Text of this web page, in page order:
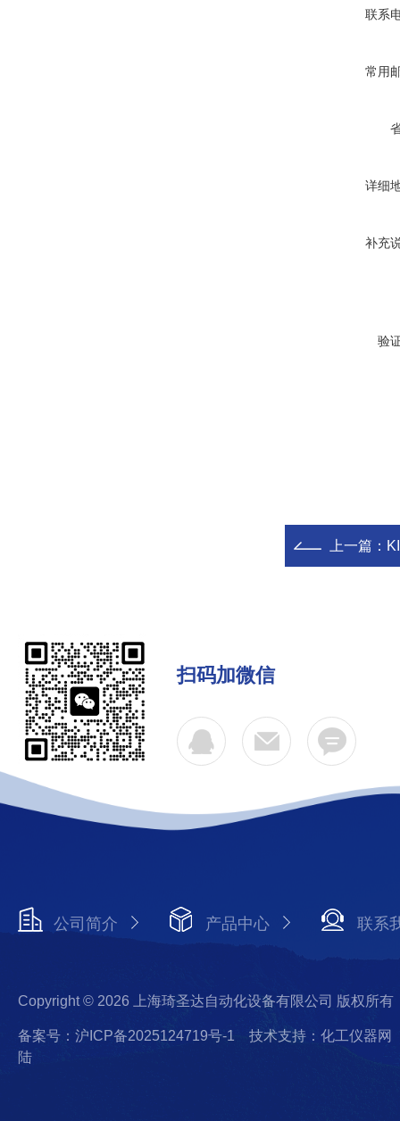
联系
常用
详细
补充
验
上一篇：
扫码加微信
公司简介 产品中心 联系
Copyright © 2026 上海琦圣达自动化设备有限公司 版权所有
备案号：沪ICP备2025124719号-1
技术支持：化工仪器网
陆